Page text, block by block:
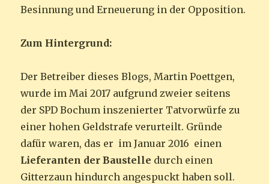
Besinnung und Erneuerung in der Opposition.
Zum Hintergrund:
Der Betreiber dieses Blogs, Martin Poettgen,
wurde im Mai 2017 aufgrund zweier seitens
der SPD Bochum inszenierter Tatvorwürfe zu
einer hohen Geldstrafe verurteilt. Gründe
dafür waren, das er im Januar 2016 einen
Lieferanten der Baustelle durch einen
Gitterzaun hindurch angespuckt haben soll.